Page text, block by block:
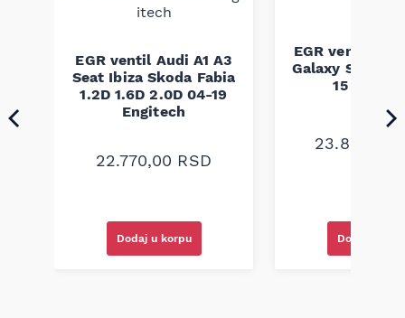
EGR ventil Audi A1 A3
Seat Ibiza Skoda Fabia
1.2D 1.6D 2.0D 04-19
Engitech
22.770,00 RSD
Dodaj u korpu
EGR ventil
Galaxy S-Max
15
23.800,00
Dodaj u